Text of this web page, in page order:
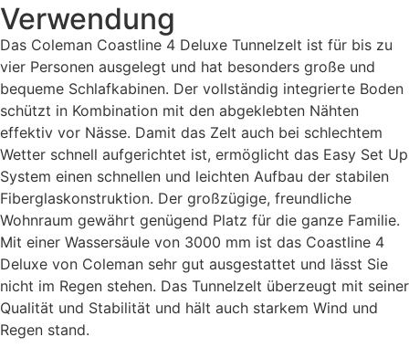
Verwendung
Das Coleman Coastline 4 Deluxe Tunnelzelt ist für bis zu
vier Personen ausgelegt und hat besonders große und
bequeme Schlafkabinen. Der vollständig integrierte Boden
schützt in Kombination mit den abgeklebten Nähten
effektiv vor Nässe. Damit das Zelt auch bei schlechtem
Wetter schnell aufgerichtet ist, ermöglicht das Easy Set Up
System einen schnellen und leichten Aufbau der stabilen
Fiberglaskonstruktion. Der großzügige, freundliche
Wohnraum gewährt genügend Platz für die ganze Familie.
Mit einer Wassersäule von 3000 mm ist das Coastline 4
Deluxe von Coleman sehr gut ausgestattet und lässt Sie
nicht im Regen stehen. Das Tunnelzelt überzeugt mit seiner
Qualität und Stabilität und hält auch starkem Wind und
Regen stand.